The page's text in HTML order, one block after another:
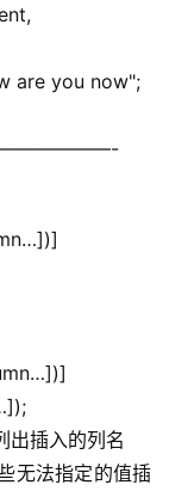
are you now";
出插入的列名
无法指定的值插